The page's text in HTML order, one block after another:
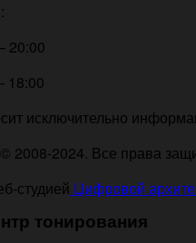
20:00
исключительно
2008-2024. Все права
студией Цифровой
тонирования